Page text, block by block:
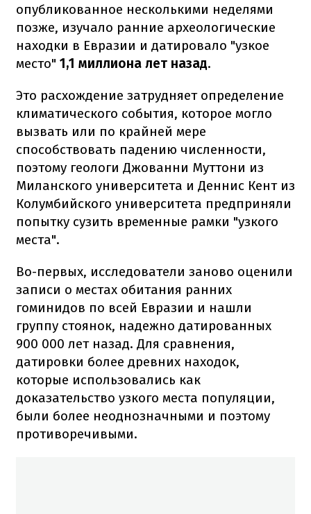
опубликованное несколькими неделями
позже, изучало ранние археологические
находки в Евразии и датировало "узкое
место" 1,1 миллиона лет назад.
Это расхождение затрудняет определение
климатического события, которое могло
вызвать или по крайней мере
способствовать падению численности,
поэтому геологи Джованни Муттони из
Миланского университета и Деннис Кент из
Колумбийского университета предприняли
попытку сузить временные рамки "узкого
места".
Во-первых, исследователи заново оценили
записи о местах обитания ранних
гоминидов по всей Евразии и нашли
группу стоянок, надежно датированных
900 000 лет назад. Для сравнения,
датировки более древних находок,
которые использовались как
доказательство узкого места популяции,
были более неоднозначными и поэтому
противоречивыми.